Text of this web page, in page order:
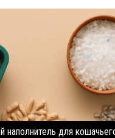
наполнитель для